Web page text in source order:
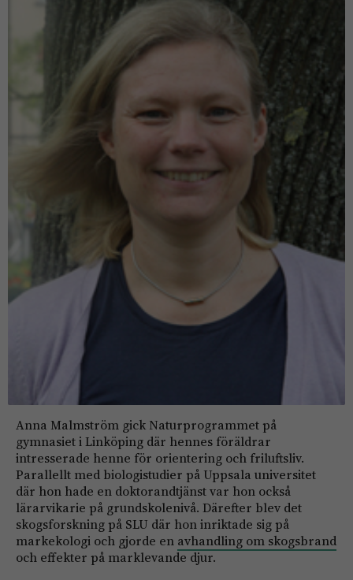
Anna Malmström gick Naturprogrammet på
gymnasiet i Linköping där hennes föräldrar
intresserade henne för orientering och friluftsliv.
Parallellt med biologistudier på Uppsala universitet
där hon hade en doktorandtjänst var hon också
lärarvikarie på grundskolenivå. Därefter blev det
skogsforskning på SLU där hon inriktade sig på
markekologi och gjorde en avhandling om skogsbrand
och effekter på marklevande djur.